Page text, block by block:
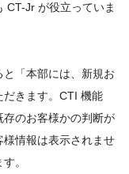
CT-Jr が役立っていま
「本部には、新規お
だきます。CTI 機能
のお客様かの判断が
情報は表示されませ
。